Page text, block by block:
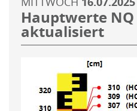
Hauptwerte NQ
aktualisiert